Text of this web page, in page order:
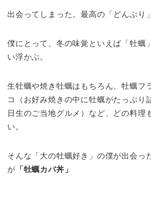
出会ってしまった。最高の「どんぶり
僕にとって、冬の味覚といえば「牡蠣
い浮かぶ。
生牡蠣や焼き牡蠣はもちろん、牡蠣フ
コ（お好み焼きの中に牡蠣がたっぷり
日生のご当地グルメ）など、どの料理
い。
そんな「大の牡蠣好き」の僕が出会っ
が 「牡蠣カバ丼」